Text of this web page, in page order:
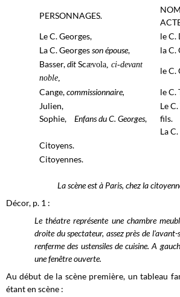
PERSONNAGES.
Le C. Georges,
le C.
La C. Georgesson épouse,
la C.
Basser,ditScævola, ci-devant
noble,
le C.
Cange,commissionnaire,
le C.
Julien,
Sophie,
Enfans du C. Georges,
Le
fils.
La
Citoyens.
Citoyennes.
La scène est à Paris, chez la
Décor, p. 1 :
Le théatre représente une chambre
droite du spectateur, assez près de
renferme des ustensiles de cuisine. A
une fenêtre ouverte.
Au début de la scène première, un tableau
étant en scène :